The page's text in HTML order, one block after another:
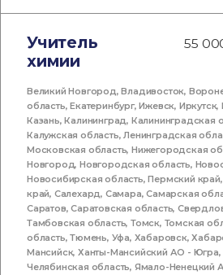
Учитель
химии
55
Великий Новгород,Владивосток,
область,Екатеринбург,Ижевск, Иркутск,
Казань,Калининград, Калининградская
Калужская область,Ленинградская
Московская область,Нижегородская
Новгород,Новгородская область,
Новосибирская область,Пермский край
край, Салехард, Самара,Самарская
Саратов,Саратовская область,
Тамбовская область,Томск, Томская
область,Тюмень, Уфа, Хабаровск,
Мансийск,Ханты-Мансийский АО - Югра,
Челябинская область, Ямало-Ненецкий